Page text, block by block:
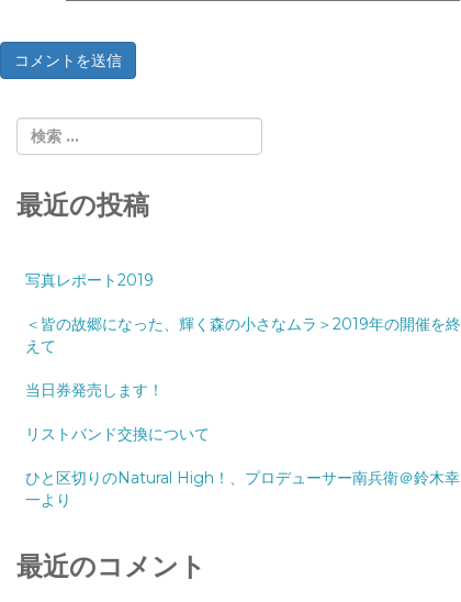
最近の投稿
写真レポート2019
＜皆の故郷になった、輝く森の小さなムラ＞2019年の開催を終
えて
当日券発売します！
リストバンド交換について
ひと区切りのNatural High！、プロデューサー南兵衛＠鈴木幸
一より
最近のコメント